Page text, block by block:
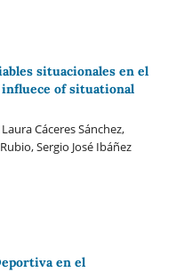
situacionales en el
of situational
Cáceres Sánchez,
Sergio José Ibáñez
en el